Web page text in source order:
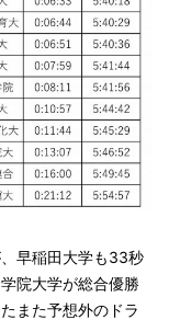
早稲田大学も33秒
院大学が総合優勝
また予想外のドラ